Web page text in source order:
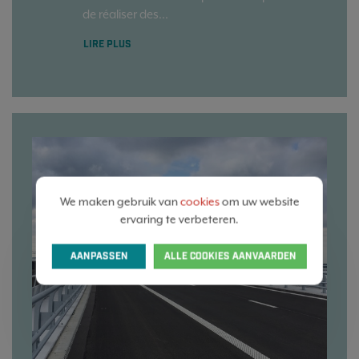
de réaliser des...
LIRE PLUS
We maken gebruik vancookiesom uw website
ervaring te verbeteren.
AANPASSEN ALLE COOKIES AANVAARDEN